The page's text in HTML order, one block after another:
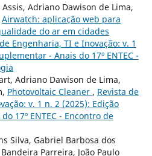
Adriano Dawison de Lima,
Airwatch: aplicação web para
do ar em cidades
Engenharia, TI e Inovação: v. 1
- Anais do 17º ENTEC -
Adriano Dawison de Lima,
Photovoltaic Cleaner , Revista de
v. 1 n. 2 (2025): Edição
17º ENTEC - Encontro de
Silva, Gabriel Barbosa dos
Parreira, João Paulo